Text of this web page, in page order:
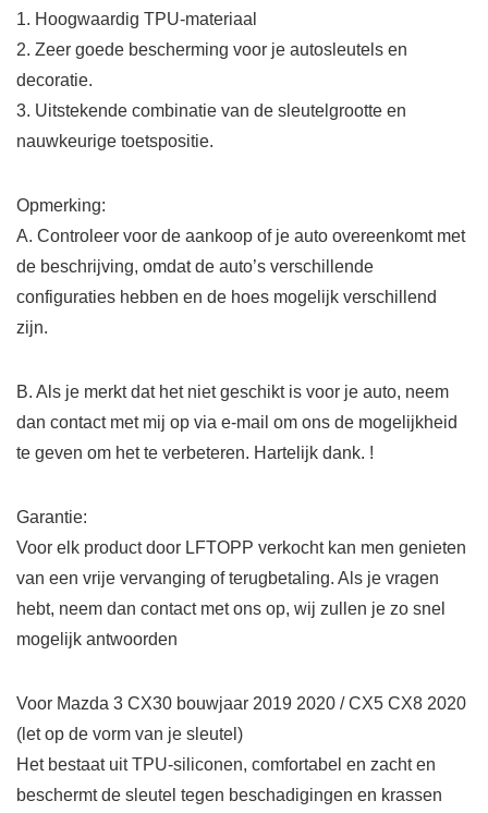
1. Hoogwaardig TPU-materiaal
2. Zeer goede bescherming voor je autosleutels en
decoratie.
3. Uitstekende combinatie van de sleutelgrootte en
nauwkeurige toetspositie.
Opmerking:
A. Controleer voor de aankoop of je auto overeenkomt met
de beschrijving, omdat de auto’s verschillende
configuraties hebben en de hoes mogelijk verschillend
zijn.
B. Als je merkt dat het niet geschikt is voor je auto, neem
dan contact met mij op via e-mail om ons de mogelijkheid
te geven om het te verbeteren. Hartelijk dank. !
Garantie:
Voor elk product door LFTOPP verkocht kan men genieten
van een vrije vervanging of terugbetaling. Als je vragen
hebt, neem dan contact met ons op, wij zullen je zo snel
mogelijk antwoorden
Voor Mazda 3 CX30 bouwjaar 2019 2020 / CX5 CX8 2020
(let op de vorm van je sleutel)
Het bestaat uit TPU-siliconen, comfortabel en zacht en
beschermt de sleutel tegen beschadigingen en krassen